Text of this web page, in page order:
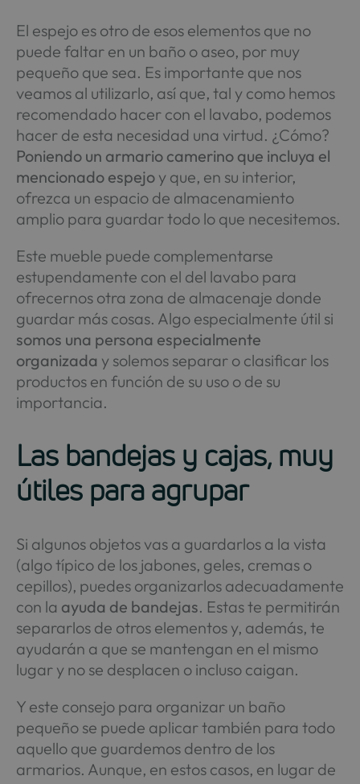
El espejo es otro de esos elementos que no
puede faltar en un baño o aseo, por muy
pequeño que sea. Es importante que nos
veamos al utilizarlo, así que, tal y como hemos
recomendado hacer con el lavabo, podemos
hacer de esta necesidad una virtud. ¿Cómo?
Poniendo un armario camerino que incluya el
mencionado espejoy que, en su interior,
ofrezca un espacio de almacenamiento
amplio para guardar todo lo que necesitemos.
Este mueble puede complementarse
estupendamente con el del lavabo para
ofrecernos otra zona de almacenaje donde
guardar más cosas. Algo especialmente útil si
somos una persona especialmente
organizada y solemos separar o clasificar los
productos en función de su uso o de su
importancia.
Las bandejas y cajas, muy
útiles para agrupar
Si algunos objetos vas a guardarlos a la vista
(algo típico de los jabones, geles, cremas o
cepillos), puedes organizarlos adecuadamente
con la ayuda de bandejas. Estas te permitirán
separarlos de otros elementos y, además, te
ayudarán a que se mantengan en el mismo
lugar y no se desplacen o incluso caigan.
Y este consejo para organizar un baño
pequeño se puede aplicar también para todo
aquello que guardemos dentro de los
armarios. Aunque, en estos casos, en lugar de